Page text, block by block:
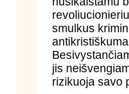
smulkus
jis
rizikuoja savo